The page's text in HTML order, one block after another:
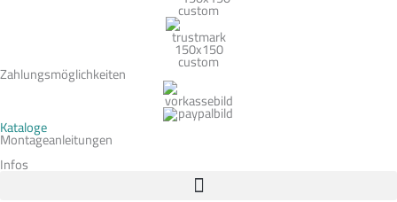
Zahlungsmöglichkeiten
Kataloge
Montageanleitungen
Infos